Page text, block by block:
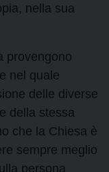
nella sua
provengono
nel quale
delle diverse
della stessa
che la Chiesa è
sempre meglio
persona